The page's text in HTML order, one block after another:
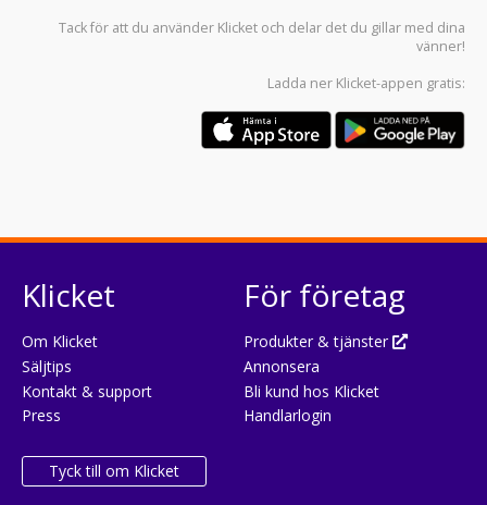
Tack för att du använder Klicket och delar det du gillar med dina
vänner!
Ladda ner Klicket-appen gratis:
Klicket
Om Klicket
Säljtips
Kontakt & support
Press
Tyck till om Klicket
För företag
Produkter & tjänster
Annonsera
Bli kund hos Klicket
Handlarlogin